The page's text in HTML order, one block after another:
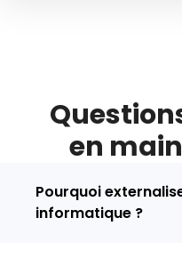
en
Pourquoi
informatique ?